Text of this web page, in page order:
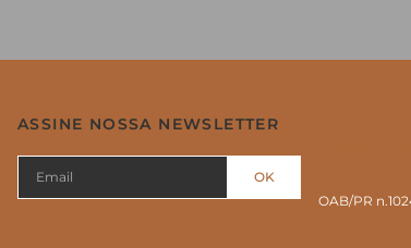
ASSINE NOSSA NEWSLETTER
OK
OAB/PR